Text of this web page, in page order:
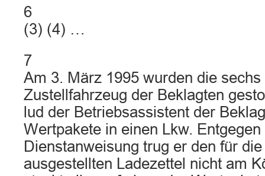
6
(3) (4) …
7
Am 3. März 1995 wurden die
Zustellfahrzeug der Beklagten
lud der Betriebsassistent der
Wertpakete in einen Lkw. Entgegen
Dienstanweisung trug er den für
ausgestellten Ladezettel nicht am